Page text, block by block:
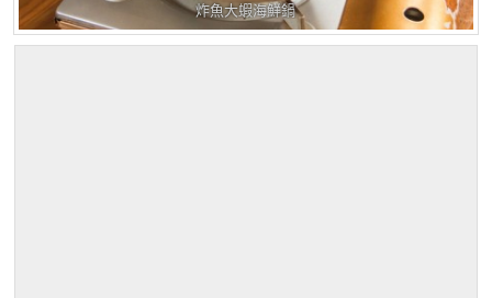
炸魚大蝦海鮮鍋